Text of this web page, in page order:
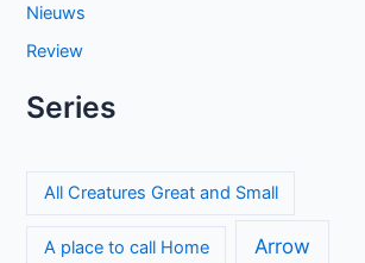
Nieuws
Review
Series
All Creatures Great and Small
A place to call Home Arrow